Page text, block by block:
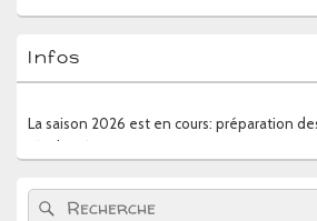
principale
de
pour
barre
Infos
La saison 2026 est en cours: préparation
récoltes à venir
Recherche :Rechercher